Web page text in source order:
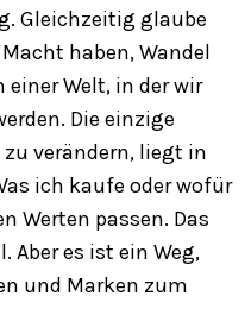
Gleichzeitig glaube
haben, Wandel
Welt, in der wir
Die einzige
verändern, liegt in
ich kaufe oder wofür
Werten passen. Das
Aber es ist ein Weg,
und Marken zum